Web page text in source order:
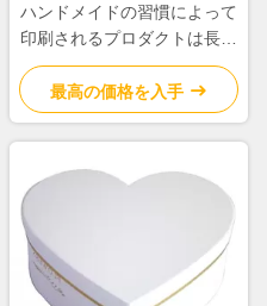
ハンドメイドの習慣によって
印刷されるプロダクトは長方
形の形のサイズ330 * 330 *
195mmを囲みます
最高の価格を入手